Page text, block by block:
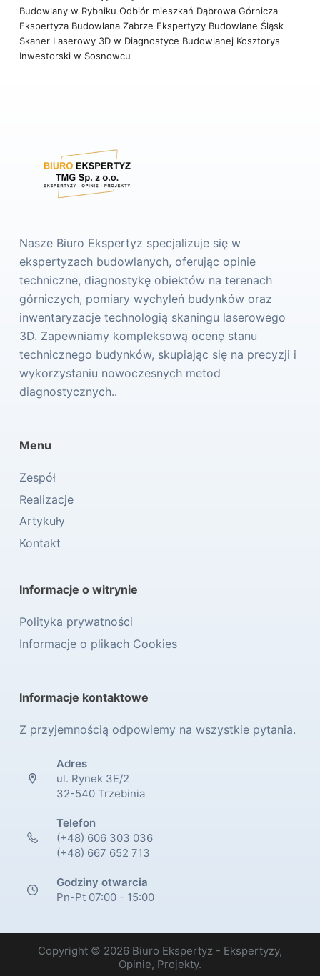
Budowlany w Rybniku Odbiór mieszkań Dąbrowa Górnicza
Ekspertyza Budowlana Zabrze Ekspertyzy Budowlane Śląsk
Skaner Laserowy 3D w Diagnostyce Budowlanej Kosztorys
Inwestorski w Sosnowcu
Nasze Biuro Ekspertyz specjalizuje się w
ekspertyzach budowlanych, oferując opinie
techniczne, diagnostykę obiektów na terenach
górniczych, pomiary wychyleń budynków oraz
inwentaryzacje technologią skaningu laserowego
3D. Zapewniamy kompleksową ocenę stanu
technicznego budynków, skupiając się na precyzji i
wykorzystaniu nowoczesnych metod
diagnostycznych..
Menu
Zespół
Realizacje
Artykuły
Kontakt
Informacje o witrynie
Polityka prywatności
Informacje o plikach Cookies
Informacje kontaktowe
Z przyjemnością odpowiemy na wszystkie pytania.
Adres
ul. Rynek 3E/2
32-540 Trzebinia
Telefon
(+48) 606 303 036
(+48) 667 652 713
Godziny otwarcia
Pn-Pt 07:00 - 15:00
Copyright © 2026 Biuro Ekspertyz - Ekspertyzy,
Opinie, Projekty.